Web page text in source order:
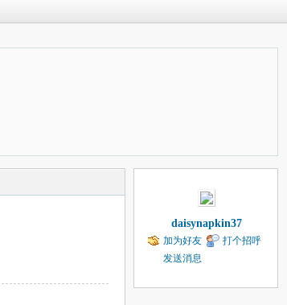
daisynapkin37
加为好友
打个招呼
发送消息